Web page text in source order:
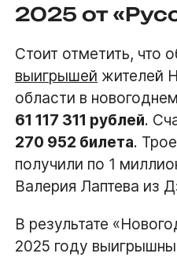
2025 от
Стоит отметить, что
выигрышей жителей
области в
61 117 311 рублей.
270 952 билета.
получили по 1
Валерия Лаптева из
В результате
2025 году